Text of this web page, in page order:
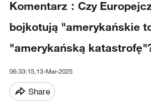
Komentarz：Czy
bojkotują "amerykańskie
"amerykańską
06:33:15,13-Mar-2025
Share